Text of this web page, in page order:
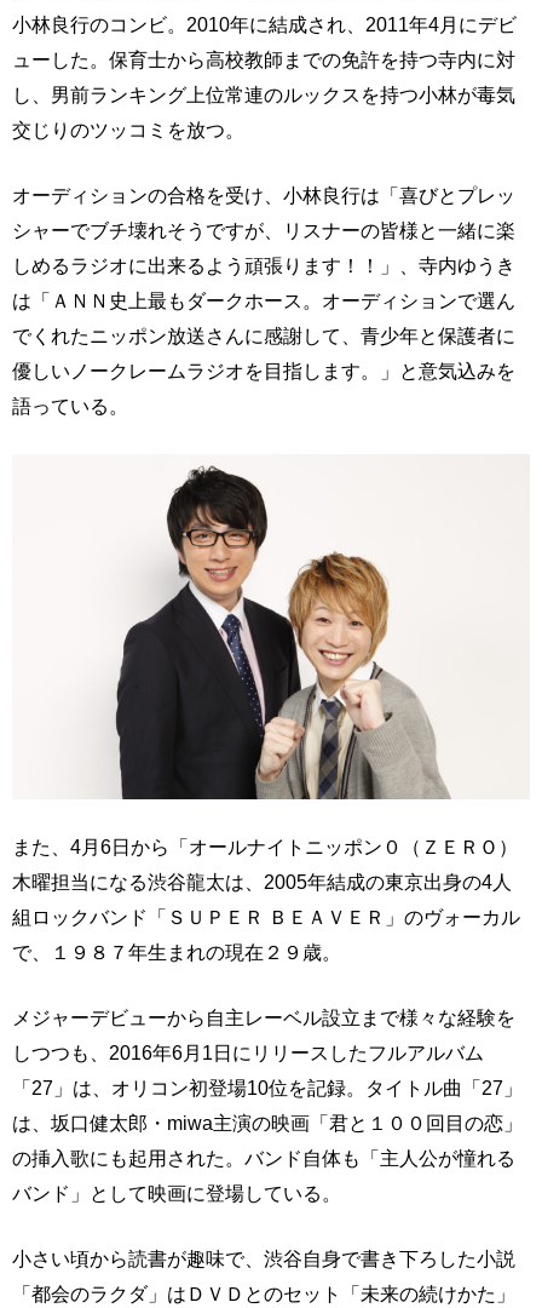
小林良行のコンビ。2010年に結成され、2011年4月にデビ
ューした。保育士から高校教師までの免許を持つ寺内に対
し、男前ランキング上位常連のルックスを持つ小林が毒気
交じりのツッコミを放つ。
オーディションの合格を受け、小林良行は「喜びとプレッ
シャーでブチ壊れそうですが、リスナーの皆様と一緒に楽
しめるラジオに出来るよう頑張ります！！」、寺内ゆうき
は「ＡＮＮ史上最もダークホース。オーディションで選ん
でくれたニッポン放送さんに感謝して、青少年と保護者に
優しいノークレームラジオを目指します。」と意気込みを
語っている。
また、4月6日から「オールナイトニッポン０（ＺＥＲＯ）
木曜担当になる渋谷龍太は、2005年結成の東京出身の4人
組ロックバンド「ＳＵＰＥＲ ＢＥＡＶＥＲ」のヴォーカル
で、１９８７年生まれの現在２９歳。
メジャーデビューから自主レーベル設立まで様々な経験を
しつつも、2016年6月1日にリリースしたフルアルバム
「27」は、オリコン初登場10位を記録。タイトル曲「27」
は、坂口健太郎・miwa主演の映画「君と１００回目の恋」
の挿入歌にも起用された。バンド自体も「主人公が憧れる
バンド」として映画に登場している。
小さい頃から読書が趣味で、渋谷自身で書き下ろした小説
「都会のラクダ」はＤＶＤとのセット「未来の続けかた」